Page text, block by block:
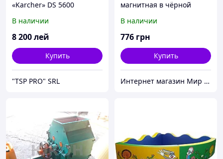
«Karcher» DS 5600
В наличии
8 200лей
Купить
"TSP PRO" SRL
магнитная в чёрной
Україна"
В наличии
776 грн
Купить
Интернет магазин Мир стендов. Товары из Украины